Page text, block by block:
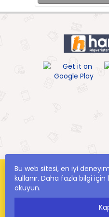
hanii.net Yer Alan
Bu web sitesi, en iyi
kullanır. Daha fazla bilgi
okuyun.